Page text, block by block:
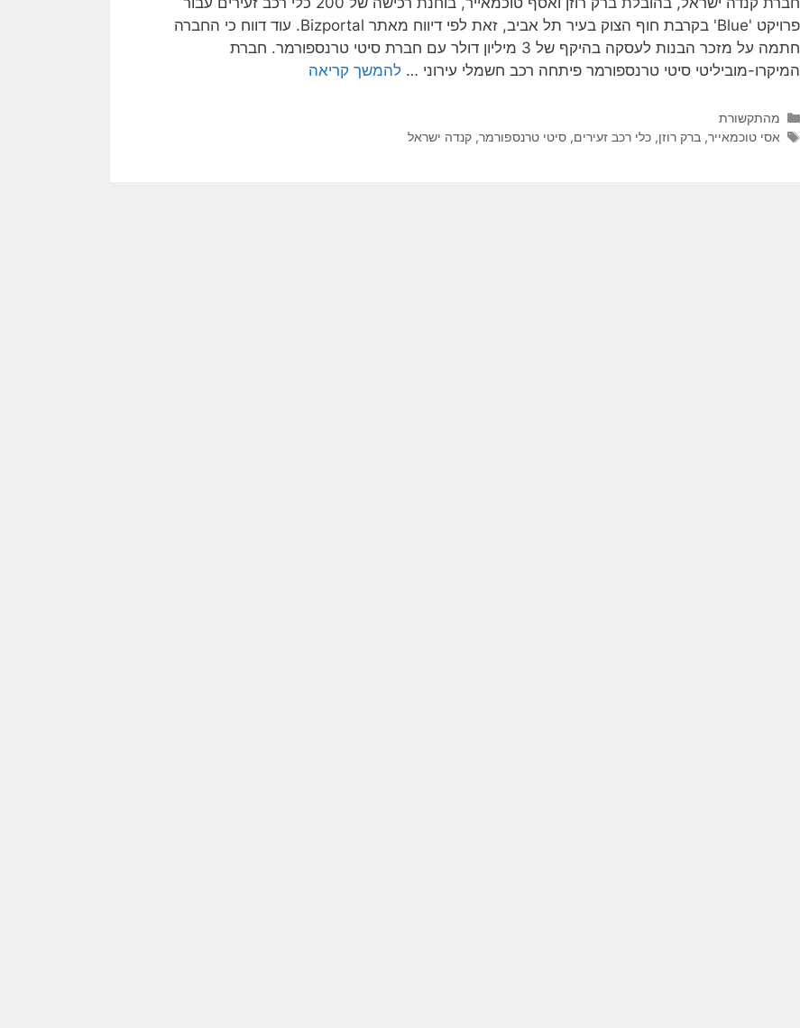
פרויקט 'Blue' בקרבת חוף הצוק בעיר תל אביב, זאת לפי דיווח מאתר Bizportal. עוד דווח כי החברה
חתמה על מזכר הבנות לעסקה בהיקף של 3 מיליון דולר עם חברת סיטי טרנספורמר. חברת
המיקרו-מוביליטי סיטי טרנספורמר פיתחה רכב חשמלי עירוני … להמשך קריאה
קטגוריות
מהתקשורת
תגיות
אסי טוכמאייר, ברק רוזן, כלי רכב זעירים, סיטי טרנספורמר, קנדה ישראל